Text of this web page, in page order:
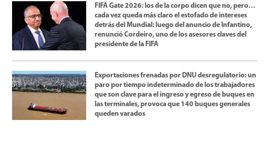
FIFA Gate 2026: los de la corpo dicen que no, pero…
cada vez queda más claro el estofado de intereses
detrás del Mundial: luego del anuncio de Infantino,
renunció Cordeiro, uno de los asesores claves del
presidente de la FIFA
Exportaciones frenadas por DNU desregulatorio: un
paro por tiempo indeterminado de los trabajadores
que son clave para el ingreso y egreso de buques en
las terminales, provoca que 140 buques generales
queden varados